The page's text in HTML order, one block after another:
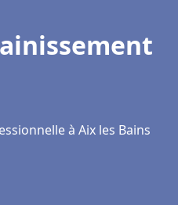
à Aix les Bains